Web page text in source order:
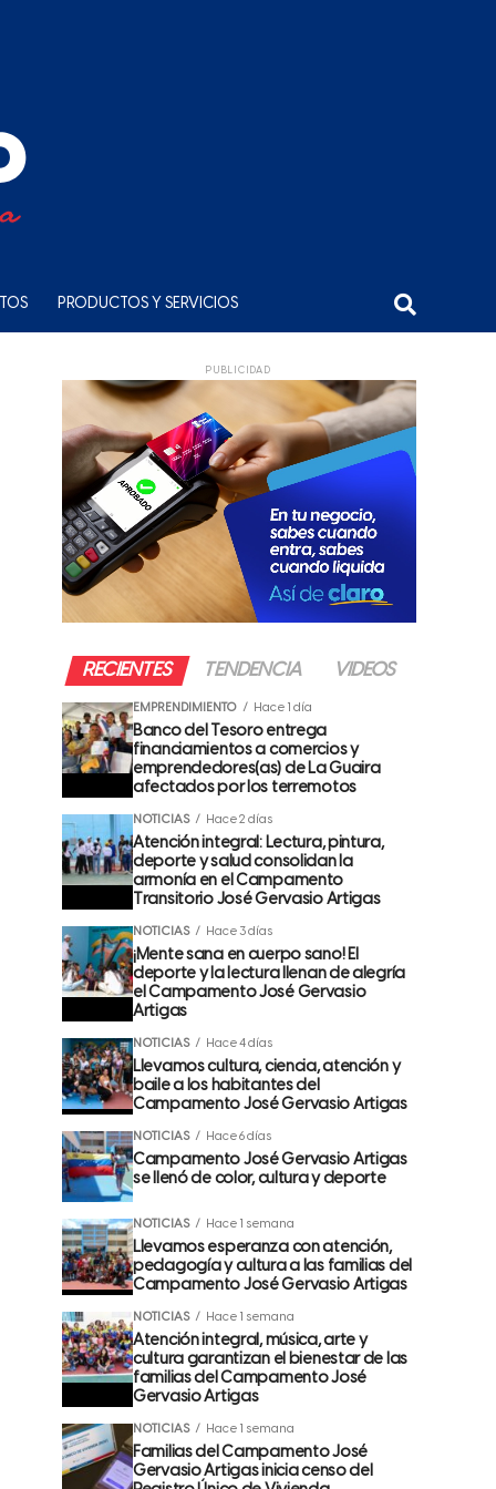
PRODUCTOS Y SERVICIOS
PUBLICIDAD
RECIENTES TENDENCIA VIDEOS
EMPRENDIMIENTO Hace 1 día
Banco del Tesoro entrega
financiamientos a comercios y
emprendedores(as) de La Guaira
afectados por los terremotos
NOTICIAS Hace 2 días
Atención integral: Lectura, pintura,
deporte y salud consolidan la
armonía en el Campamento
Transitorio José Gervasio Artigas
NOTICIAS Hace 3 días
¡Mente sana en cuerpo sano! El
deporte y la lectura llenan de alegría
el Campamento José Gervasio
Artigas
NOTICIAS Hace 4 días
Llevamos cultura, ciencia, atención y
baile a los habitantes del
Campamento José Gervasio Artigas
NOTICIAS Hace 6 días
Campamento José Gervasio Artigas
se llenó de color, cultura y deporte
NOTICIAS Hace 1 semana
Llevamos esperanza con atención,
pedagogía y cultura a las familias del
Campamento José Gervasio Artigas
NOTICIAS Hace 1 semana
Atención integral, música, arte y
cultura garantizan el bienestar de las
familias del Campamento José
Gervasio Artigas
NOTICIAS Hace 1 semana
Familias del Campamento José
Gervasio Artigas inicia censo del